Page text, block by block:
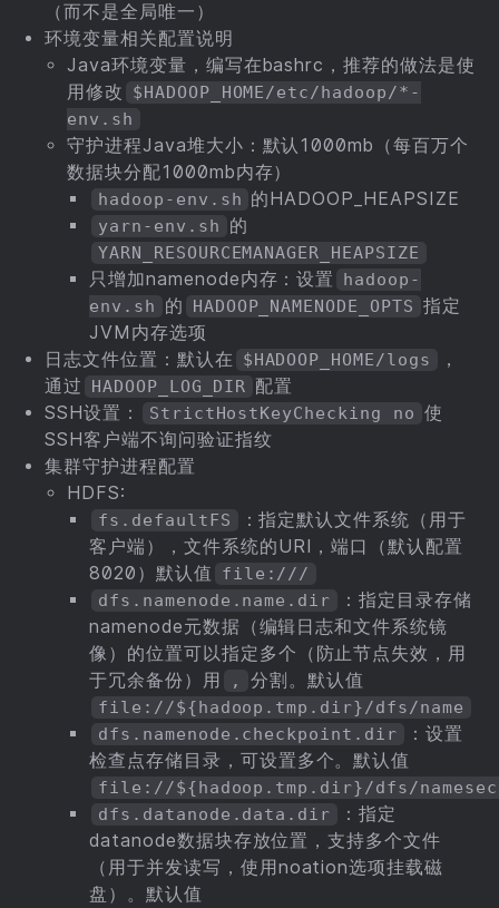
（而不是全局唯一）
环境变量相关配置说明
Java环境变量，编写在bashrc，推荐的做法是使
用修改
$HADOOP_HOME/etc/hadoop/*-
env.sh
守护进程Java堆大小：默认1000mb（每百万个
数据块分配1000mb内存）
hadoop-env.sh 的HADOOP_HEAPSIZE
yarn-env.sh 的
YARN_RESOURCEMANAGER_HEAPSIZE
只增加namenode内存：设置
hadoop-
env.sh
的 HADOOP_NAMENODE_OPTS 指定
JVM内存选项
日志文件位置：默认在
$HADOOP_HOME/logs
，
通过
HADOOP_LOG_DIR 配置
SSH设置：
StrictHostKeyChecking no 使
SSH客户端不询问验证指纹
集群守护进程配置
HDFS:
fs.defaultFS
：指定默认文件系统（用于
客户端），文件系统的URI，端口（默认配置
8020）默认值
file:///
dfs.namenode.name.dir
：指定目录存储
namenode元数据（编辑日志和文件系统镜
像）的位置可以指定多个（防止节点失效，用
于冗余备份）用
, 分割。默认值
file://${hadoop.tmp.dir}/dfs/name
dfs.namenode.checkpoint.dir
：设置
检查点存储目录，可设置多个。默认值
file://${hadoop.tmp.dir}/dfs/
dfs.datanode.data.dir
：指定
datanode数据块存放位置，支持多个文件
（用于并发读写，使用noation选项挂载磁
盘）。默认值